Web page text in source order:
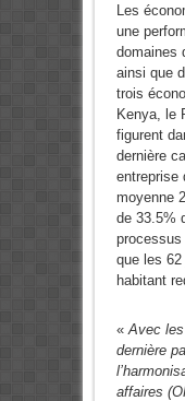
Les
une
domaines
ainsi que
trois
Kenya, le
figurent
dernière
entreprise
moyenne
de 33.5%
que les
habitant
« Avec les
dernière
affaires